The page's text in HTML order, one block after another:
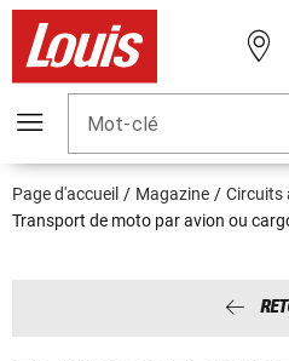
Mot-clé
Page d'accueil Magazine Circuits
Transport de moto par avion ou